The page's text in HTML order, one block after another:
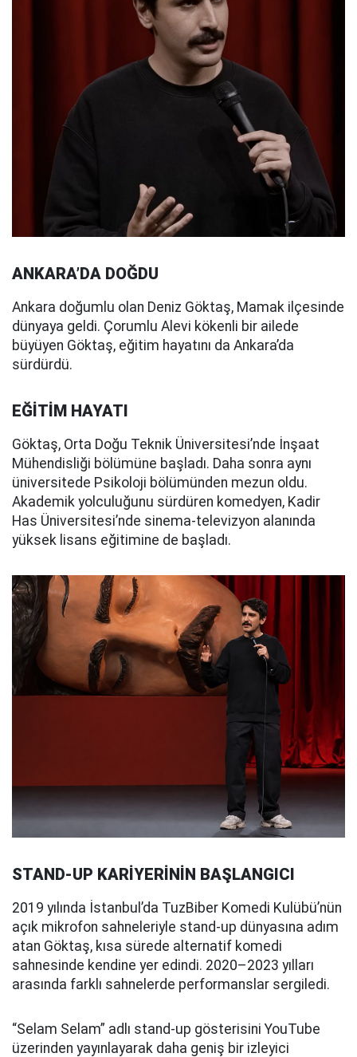
ANKARA’DA DOĞDU
Ankara doğumlu olan Deniz Göktaş, Mamak ilçesinde
dünyaya geldi. Çorumlu Alevi kökenli bir ailede
büyüyen Göktaş, eğitim hayatını da Ankara’da
sürdürdü.
EĞİTİM HAYATI
Göktaş, Orta Doğu Teknik Üniversitesi’nde İnşaat
Mühendisliği bölümüne başladı. Daha sonra aynı
üniversitede Psikoloji bölümünden mezun oldu.
Akademik yolculuğunu sürdüren komedyen, Kadir
Has Üniversitesi’nde sinema-televizyon alanında
yüksek lisans eğitimine de başladı.
STAND-UP KARİYERİNİN BAŞLANGICI
2019 yılında İstanbul’da TuzBiber Komedi Kulübü’nün
açık mikrofon sahneleriyle stand-up dünyasına adım
atan Göktaş, kısa sürede alternatif komedi
sahnesinde kendine yer edindi. 2020–2023 yılları
arasında farklı sahnelerde performanslar sergiledi.
“Selam Selam” adlı stand-up gösterisini YouTube
üzerinden yayınlayarak daha geniş bir izleyici